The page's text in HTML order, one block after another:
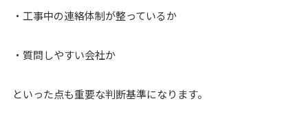
・工事中の連絡体制が整っているか
・質問しやすい会社か
といった点も重要な判断基準になります。